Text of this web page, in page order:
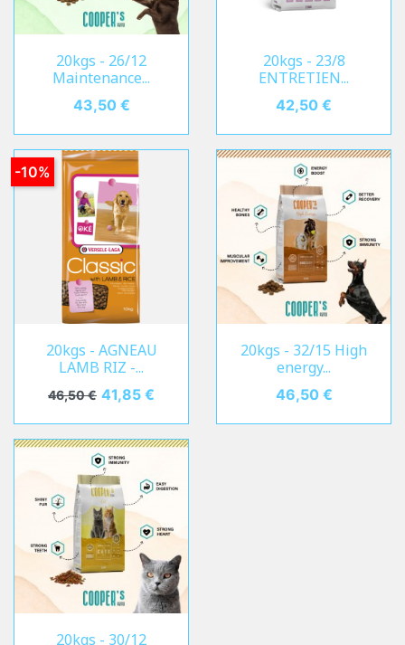
20kgs - 26/12
Maintenance...
Prix
43,50 €
20kgs - 23/8
ENTRETIEN...
Prix
42,50 €
20kgs - AGNEAU
LAMB RIZ -...
Prix de base
46,50 € Prix
41,85 €
-10%
20kgs - 32/15 High
energy...
Prix
46,50 €
20kgs - 30/12